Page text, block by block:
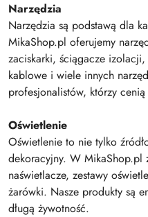
Narzędzia
Narzędzia są podstawą dla
MikaShop.pl oferujemy
zaciskarki, ściągacze
kablowe i wiele innych
profesjonalistów, którzy
Oświetlenie
Oświetlenie to nie tylko
dekoracyjny. W MikaShop.pl
naświetlacze, zestawy
żarówki. Nasze produkty są
długą żywotność.